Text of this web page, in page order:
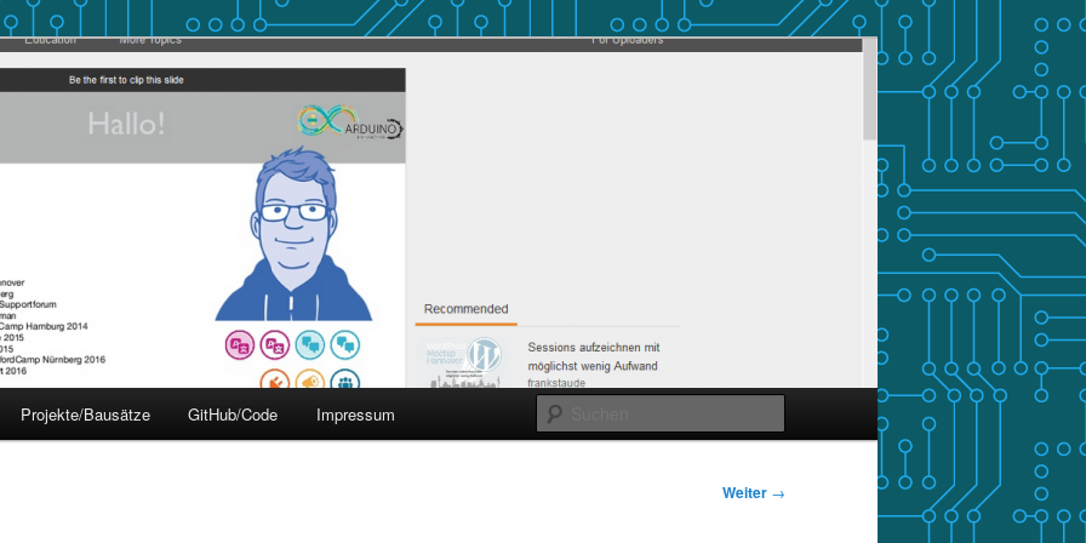
Projekte/Bausätze GitHub/Code Impressum
Weiter →